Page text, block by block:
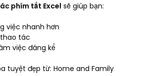
phím tắt Excel sẽ giúp bạn:
việc nhanh hơn
tác
việc đáng kể
tuyệt đẹp từ: Home and Family